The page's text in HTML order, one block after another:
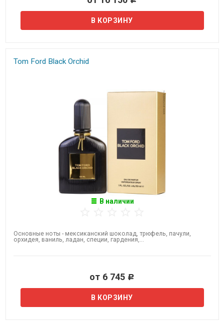
Tom Ford Black Orchid
В наличии
Основные ноты - мексиканский шоколад, трюфель, пачули,
орхидея, ваниль, ладан, специи, гардения,...
от 6 745 Р